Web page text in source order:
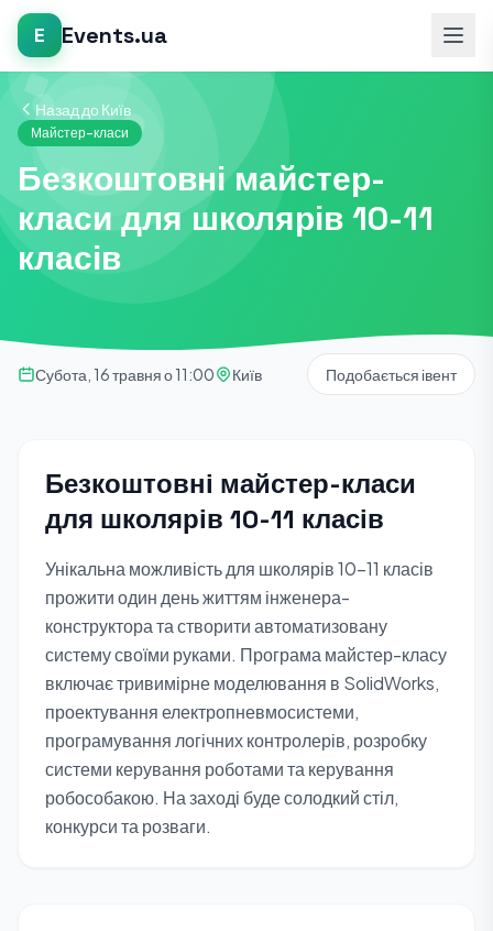
E Events.ua
Назад до Київ
Майстер-класи
Безкоштовні майстер-
класи для школярів 10-11
класів
Субота, 16 травня о 11:00 Київ Подобається івент
Безкоштовні майстер-класи
для школярів 10-11 класів
Унікальна можливість для школярів 10-11 класів
прожити один день життям інженера-
конструктора та створити автоматизовану
систему своїми руками. Програма майстер-класу
включає тривимірне моделювання в SolidWorks,
проектування електропневмосистеми,
програмування логічних контролерів, розробку
системи керування роботами та керування
робособакою. На заході буде солодкий стіл,
конкурси та розваги.